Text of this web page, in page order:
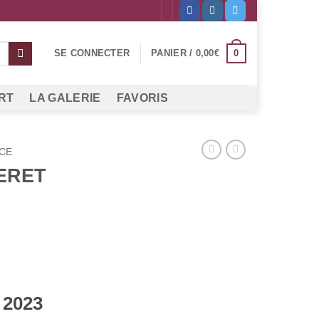
SE CONNECTER PANIER / 0,00€ 0
LA GALERIE FAVORIS